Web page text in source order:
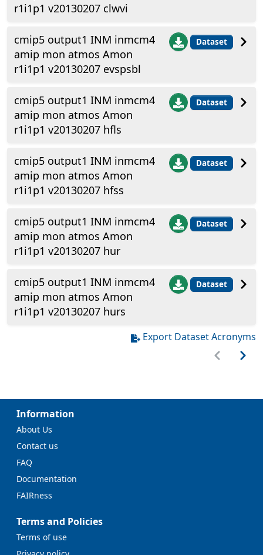
r1i1p1 v20130207 clwvi
cmip5 output1 INM inmcm4
amip mon atmos Amon
r1i1p1 v20130207 evspsbl
Dataset
cmip5 output1 INM inmcm4
amip mon atmos Amon
r1i1p1 v20130207 hfls
Dataset
cmip5 output1 INM inmcm4
amip mon atmos Amon
r1i1p1 v20130207 hfss
Dataset
cmip5 output1 INM inmcm4
amip mon atmos Amon
r1i1p1 v20130207 hur
Dataset
cmip5 output1 INM inmcm4
amip mon atmos Amon
r1i1p1 v20130207 hurs
Dataset
Export Dataset Acronyms
Information
About Us
Contact us
FAQ
Documentation
FAIRness
Terms and Policies
Terms of use